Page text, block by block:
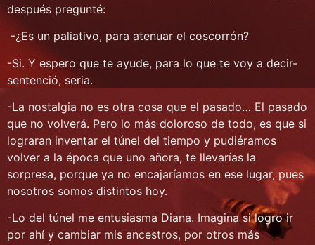
después pregunté:
-¿Es un paliativo, para atenuar el coscorrón?
-Si. Y espero que te ayude, para lo que te voy a decir-
sentenció, seria.
-La nostalgia no es otra cosa que el pasado… El pasado
que no volverá. Pero lo más doloroso de todo, es que si
lograran inventar el túnel del tiempo y pudiéramos
volver a la época que uno añora, te llevarías la
sorpresa, porque ya no encajaríamos en ese lugar, pues
nosotros somos distintos hoy.
-Lo del túnel me entusiasma Diana. Imagina si logro ir
por ahí y cambiar mis ancestros, por otros más